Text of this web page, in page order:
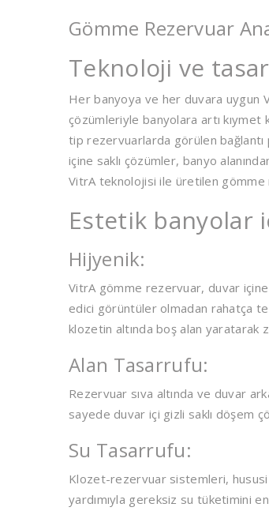
Gömme Rezervuar
Teknoloji ve
Her banyoya ve her duvara uygun
çözümleriyle banyolara artı kıymet
tip rezervuarlarda görülen bağlantı
içine saklı çözümler, banyo
VitrA teknolojisi ile üretilen gömme
Estetik banyolar
Hijyenik:
VitrA gömme rezervuar, duvar
edici görüntüler olmadan rahatça
klozetin altında boş alan yaratarak
Alan Tasarrufu:
Rezervuar sıva altında ve duvar
sayede duvar içi gizli saklı döşem
Su Tasarrufu:
Klozet-rezervuar sistemleri, hususi
yardımıyla gereksiz su tüketimini